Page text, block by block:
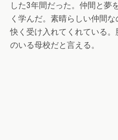
した3年間だった。仲間と夢
く学んだ。素晴らしい仲間
快く受け入れてくれている
のいる母校だと言える。